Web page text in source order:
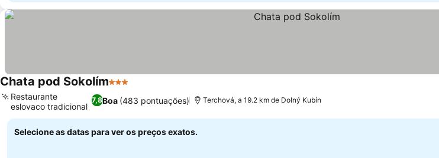
Chata pod Sokolím3 Estrelas
7,8Boa (483 pontuações)
Restaurante
eslovaco tradicional
Terchová, a 19.2 km de Dolný Kubín
Selecione as datas para ver os preços exatos.